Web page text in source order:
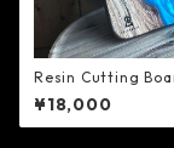
Resin Cutting
as」 - 8A GARAGE
¥18,000